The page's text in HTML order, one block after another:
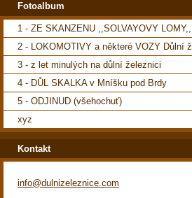
Fotoalbum
1 - ZE SKANZENU ,,SOLVAYOVY LOMY,,
2 - LOKOMOTIVY a některé VOZY Důlní
3 - z let minulých na důlní železnici
4 - DŮL SKALKA v Mníšku pod Brdy
5 - ODJINUD (všehochuť)
xyz
Kontakt
info@dulnizeleznice.com